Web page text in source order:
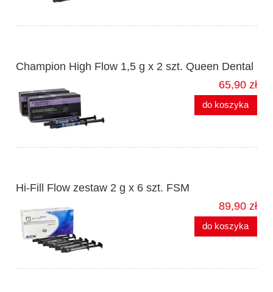
Champion High Flow 1,5 g x 2 szt. Queen Dental
65,90 zł
do koszyka
Hi-Fill Flow zestaw 2 g x 6 szt. FSM
89,90 zł
do koszyka